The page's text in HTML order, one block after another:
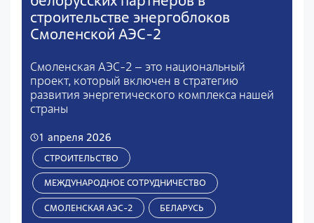
строительстве энергоблоков
Смоленской АЭС-2
Смоленская АЭС-2 – это национальный
проект, который включен в стратегию
развития энергетического комплекса нашей
страны
1 апреля 2026
СТРОИТЕЛЬСТВО
МЕЖДУНАРОДНОЕ СОТРУДНИЧЕСТВО
СМОЛЕНСКАЯ АЭС-2 БЕЛАРУСЬ